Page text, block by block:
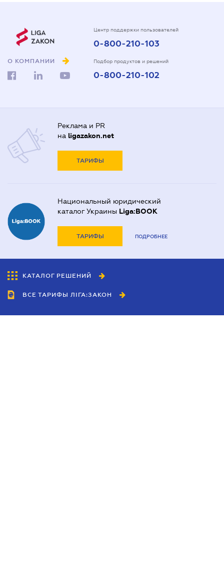
О КОМПАНИИ
Центр поддержки пользователей
0-800-210-103
Подбор продуктов и решений
0-800-210-102
Реклама и PR
на ligazakon.net
ТАРИФЫ
Национальный юридический
каталог Украины Liga:BOOK
ТАРИФЫ ПОДРОБНЕЕ
КАТАЛОГ РЕШЕНИЙ
ВСЕ ТАРИФЫ ЛІГА:ЗАКОН